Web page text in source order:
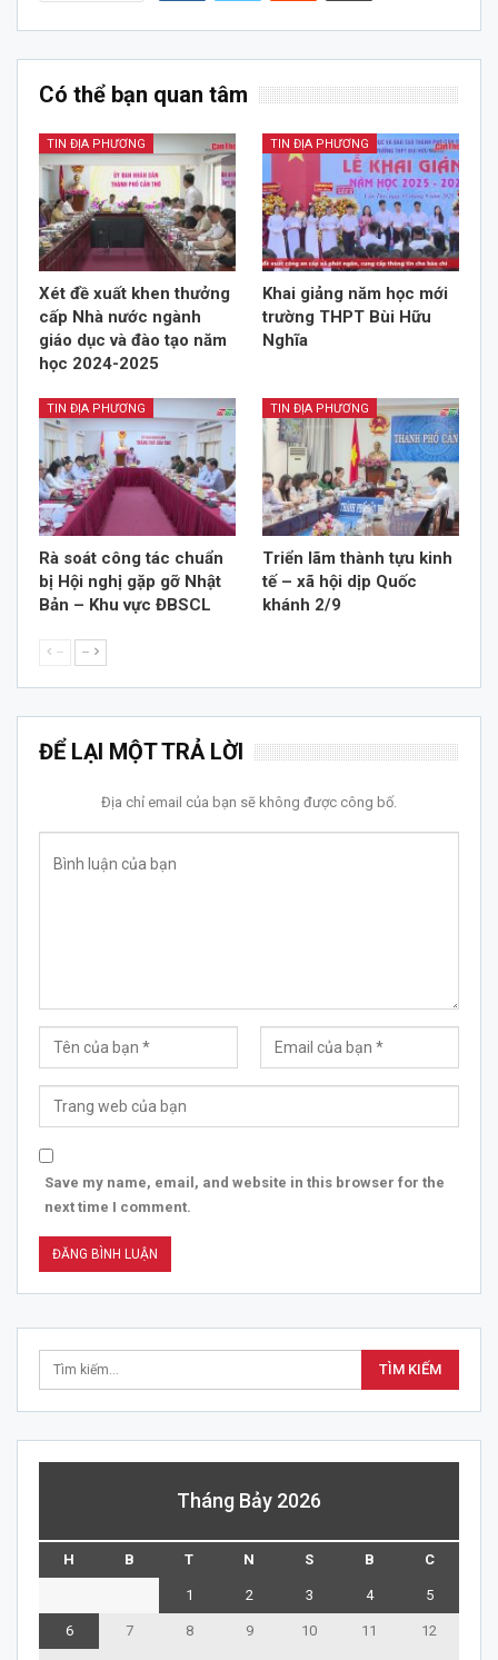
Có thể bạn quan tâm
TIN ĐỊA PHƯƠNG
Xét đề xuất khen thưởng
cấp Nhà nước ngành
giáo dục và đào tạo năm
học 2024-2025
TIN ĐỊA PHƯƠNG
Khai giảng năm học mới
trường THPT Bùi Hữu
Nghĩa
TIN ĐỊA PHƯƠNG
Rà soát công tác chuẩn
bị Hội nghị gặp gỡ Nhật
Bản – Khu vực ĐBSCL
TIN ĐỊA PHƯƠNG
Triển lãm thành tựu kinh
tế – xã hội dịp Quốc
khánh 2/9
-- --
ĐỂ LẠI MỘT TRẢ LỜI
Địa chỉ email của bạn sẽ không được công bố.
Save my name, email, and website in this browser for the
next time I comment.
Tháng Bảy 2026
H B T N S B C
1 2 3 4 5
6 7 8 9 10 11 12